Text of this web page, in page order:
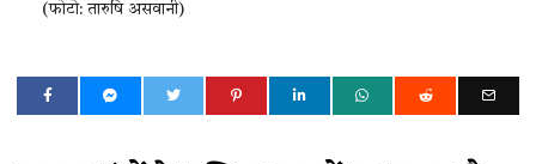
(फोटो: तारुषि असवानी)